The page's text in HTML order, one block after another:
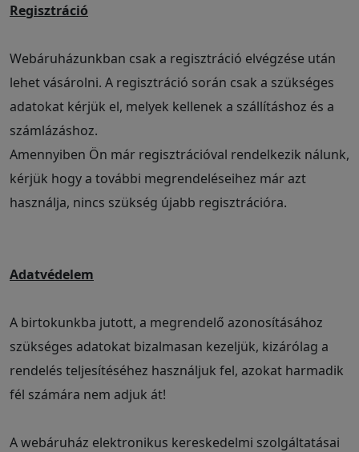
Regisztráció
Webáruházunkban csak a regisztráció elvégzése után
lehet vásárolni. A regisztráció során csak a szükséges
adatokat kérjük el, melyek kellenek a szállításhoz és a
számlázáshoz.
Amennyiben Ön már regisztrációval rendelkezik nálunk,
kérjük hogy a további megrendeléseihez már azt
használja, nincs szükség újabb regisztrációra.
Adatvédelem
A birtokunkba jutott, a megrendelő azonosításához
szükséges adatokat bizalmasan kezeljük, kizárólag a
rendelés teljesítéséhez használjuk fel, azokat harmadik
fél számára nem adjuk át!
A webáruház elektronikus kereskedelmi szolgáltatásai